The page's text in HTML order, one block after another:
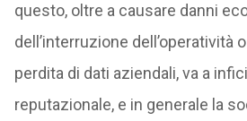
questo, oltre a causare danni
dell’interruzione dell’operatività
perdita di dati aziendali, va a
reputazionale, e in generale la